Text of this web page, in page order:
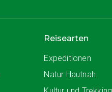
Reisearten
Expeditionen
Natur Hautnah